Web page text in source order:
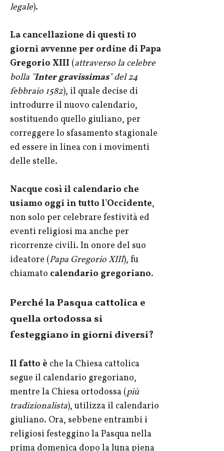
legale).
La cancellazione di questi 10
giorni avvenne per ordine di Papa
Gregorio XIII (attraverso la celebre
bolla "Inter gravissimas" del 24
febbraio 1582), il quale decise di
introdurre il nuovo calendario,
sostituendo quello giuliano, per
correggere lo sfasamento stagionale
ed essere in linea con i movimenti
delle stelle.
Nacque così il calendario che
usiamo oggi in tutto l'Occidente,
non solo per celebrare festività ed
eventi religiosi ma anche per
ricorrenze civili. In onore del suo
ideatore (Papa Gregorio XIII), fu
chiamato calendario gregoriano.
Perché la Pasqua cattolica e
quella ortodossa si
festeggiano in giorni diversi?
Il fatto è che la Chiesa cattolica
segue il calendario gregoriano,
mentre la Chiesa ortodossa (più
tradizionalista), utilizza il calendario
giuliano. Ora, sebbene entrambi i
religiosi festeggino la Pasqua nella
prima domenica dopo la luna piena